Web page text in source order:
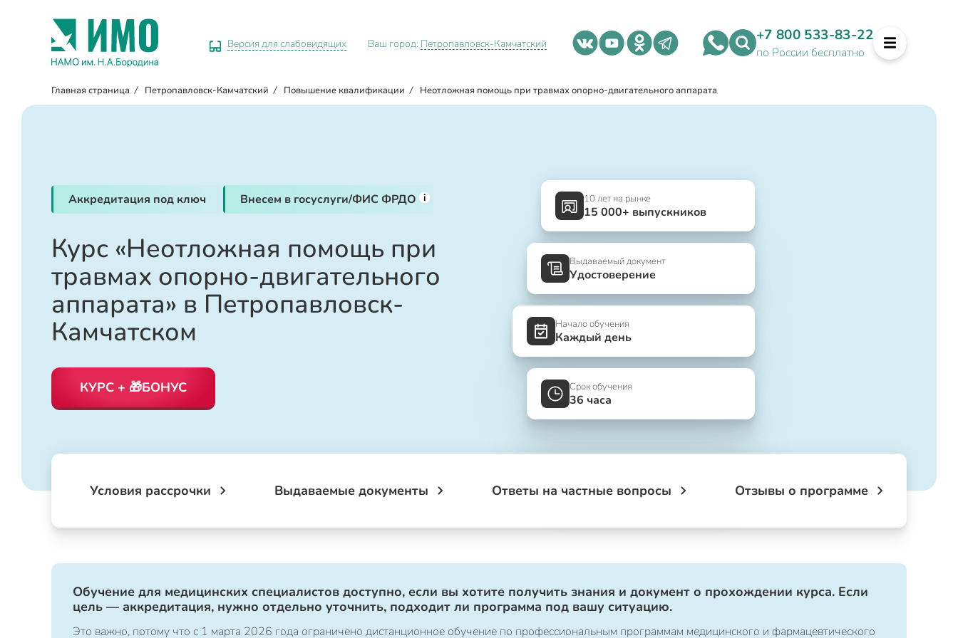
Версия для слабовидящих Ваш город: Петропавловск-Камчатский +7 800 533-83-22
по России бесплатно
Главная страница / Петропавловск-Камчатский / Повышение квалификации / Неотложная помощь при травмах опорно-двигательного аппарата
Аккредитация под ключ Внесем в госуслуги/ФИС ФРДО i
Курс «Неотложная помощь при
травмах опорно-двигательного
аппарата» в Петропавловск-
Камчатском
КУРС + 🎁БОНУС
10 лет на рынке
15 000+ выпускников
Выдаваемый документ
Удостоверение
Начало обучения
Каждый день
Срок обучения
36 часа
Условия рассрочки Выдаваемые документы Ответы на частные вопросы Отзывы о программе
Обучение для медицинских специалистов доступно, если вы хотите получить знания и документ о прохождении курса. Если
цель — аккредитация, нужно отдельно уточнить, подходит ли программа под вашу ситуацию.
Это важно, потому что с 1 марта 2026 года ограничено дистанционное обучение по профессиональным программам медицинского и фармацевтического